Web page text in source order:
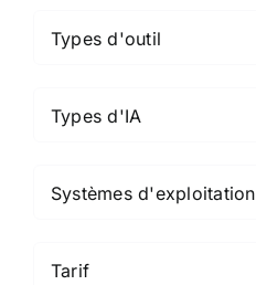
Types d'outil
Types d'IA
Systèmes d'exploitation
Tarif